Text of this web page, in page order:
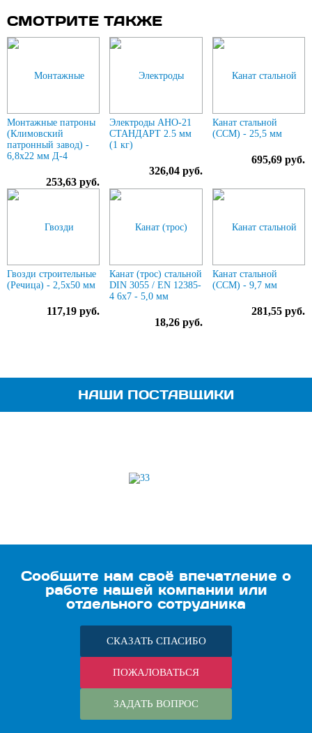
СМОТРИТЕ ТАКЖЕ
Монтажные патроны
(Климовский
патронный завод) -
6,8х22 мм Д-4
253,63 руб.
Электроды АНО-21
СТАНДАРТ 2.5 мм
(1 кг)
326,04 руб.
Канат стальной
(ССМ) - 25,5 мм
695,69 руб.
Гвозди строительные
(Речица) - 2,5х50 мм
117,19 руб.
Канат (трос) стальной
DIN 3055 / EN 12385-
4 6x7 - 5,0 мм
18,26 руб.
Канат стальной
(ССМ) - 9,7 мм
281,55 руб.
НАШИ ПОСТАВЩИКИ
Сообщите нам своё впечатление о
работе нашей компании или
отдельного сотрудника
СКАЗАТЬ СПАСИБО
ПОЖАЛОВАТЬСЯ
ЗАДАТЬ ВОПРОС